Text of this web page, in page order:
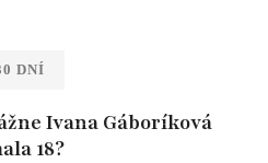
DNÍ
Ivana Gáboríková
18?